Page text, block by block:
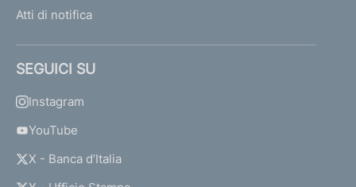
Atti di notifica
SEGUICI SU
Instagram
YouTube
X - Banca d’Italia